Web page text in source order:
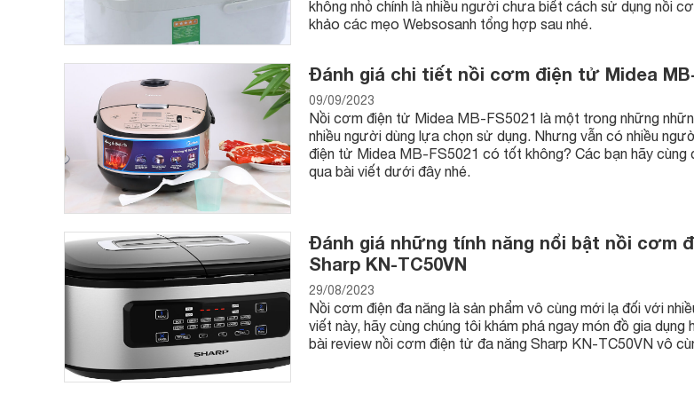
không nhỏ chính là nhiều người chưa biết cách sử dụng nồi
khảo các mẹo Websosanh tổng hợp sau nhé.
Đánh giá chi tiết nồi cơm điện tử Midea MB-
09/09/2023
Nồi cơm điện tử Midea MB-FS5021 là một trong những
nhiều người dùng lựa chọn sử dụng. Nhưng vẫn có nhiều
điện tử Midea MB-FS5021 có tốt không? Các bạn hãy cùng
qua bài viết dưới đây nhé.
Đánh giá những tính năng nổi bật nồi cơm
Sharp KN-TC50VN
29/08/2023
Nồi cơm điện đa năng là sản phẩm vô cùng mới lạ đối với
viết này, hãy cùng chúng tôi khám phá ngay món đồ gia dụng
bài review nồi cơm điện tử đa năng Sharp KN-TC50VN vô